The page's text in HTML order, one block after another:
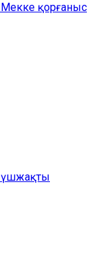
Мекке қорғаныс
үшжақты